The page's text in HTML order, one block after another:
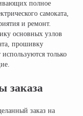
полное
самоката,
и ремонт.
основных узлов
прошивку
только
заказа
заказ на